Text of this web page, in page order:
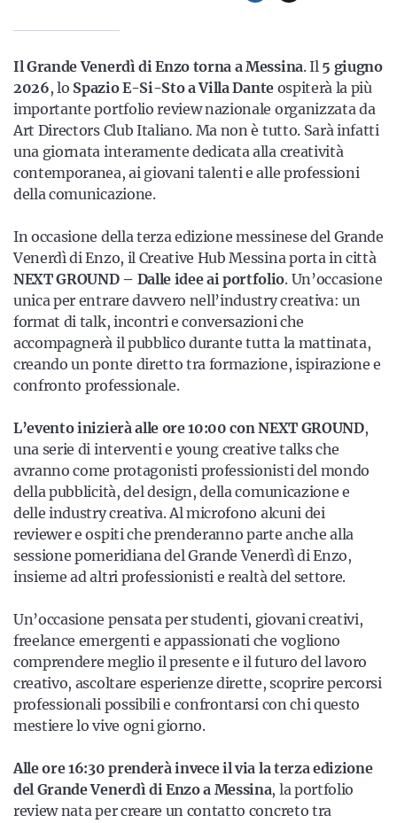
nostra newsletter
Iscriviti
Il Grande Venerdì di Enzo torna a Messina. Il 5 giugno
2026, lo Spazio E-Si-Sto a Villa Danteospiterà la più
importante portfolio review nazionale organizzata da
Art Directors Club Italiano. Ma non è tutto. Sarà infatti
una giornata interamente dedicata alla creatività
contemporanea, ai giovani talenti e alle professioni
della comunicazione.
In occasione della terza edizione messinese del Grande
Venerdì di Enzo, il Creative Hub Messina porta in città
NEXT GROUND – Dalle idee ai portfolio. Un’occasione
unica per entrare davvero nell’industry creativa: un
format di talk, incontri e conversazioni che
accompagnerà il pubblico durante tutta la mattinata,
creando un ponte diretto tra formazione, ispirazione e
confronto professionale.
L’evento inizierà alle ore 10:00 con NEXT GROUND,
una serie di interventi e young creative talks che
avranno come protagonisti professionisti del mondo
della pubblicità, del design, della comunicazione e
delle industry creativa. Al microfono alcuni dei
reviewer e ospiti che prenderanno parte anche alla
sessione pomeridiana del Grande Venerdì di Enzo,
insieme ad altri professionisti e realtà del settore.
Un’occasione pensata per studenti, giovani creativi,
freelance emergenti e appassionati che vogliono
comprendere meglio il presente e il futuro del lavoro
creativo, ascoltare esperienze dirette, scoprire percorsi
professionali possibili e confrontarsi con chi questo
mestiere lo vive ogni giorno.
Alle ore 16:30 prenderà invece il via la terza edizione
del Grande Venerdì di Enzo a Messina, la portfolio
review nata per creare un contatto concreto tra